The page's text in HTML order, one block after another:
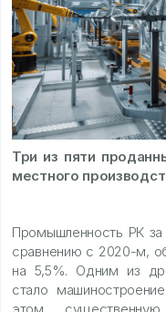
Три из пяти
местного
Промышленность РК за
сравнению с 2020-м,
на 5,5%. Одним из
стало